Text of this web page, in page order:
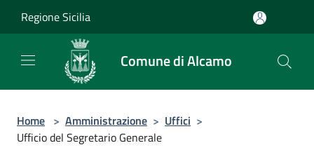
Regione Sicilia
Comune di Alcamo
Home > Amministrazione > Uffici >
Ufficio del Segretario Generale